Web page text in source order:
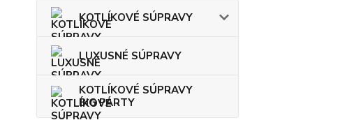
KOTLÍKOVÉ SÚPRAVY
LUXUSNÉ SÚPRAVY
KOTLÍKOVÉ SÚPRAVY
BIG PARTY